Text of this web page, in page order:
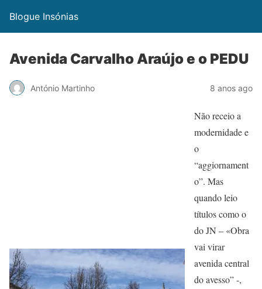
Blogue Insónias
Avenida Carvalho Araújo e o PEDU
António Martinho 8 anos ago
Não receio a
modernidade e
o
“aggiornament
o”. Mas
quando leio
títulos como o
do JN – «Obra
vai virar
avenida central
do avesso” -,